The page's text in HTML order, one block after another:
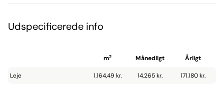
Udspecificerede info
m2 Månedligt Årligt
Leje 1.164,49 kr. 14.265 kr. 171.180 kr.